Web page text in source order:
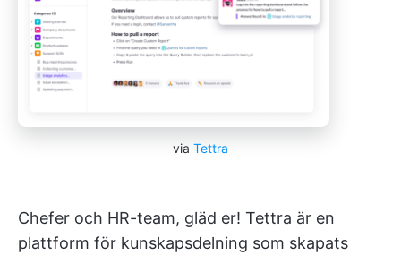
via Tettra
Chefer och HR-team, gläd er! Tettra är en
plattform för kunskapsdelning som skapats